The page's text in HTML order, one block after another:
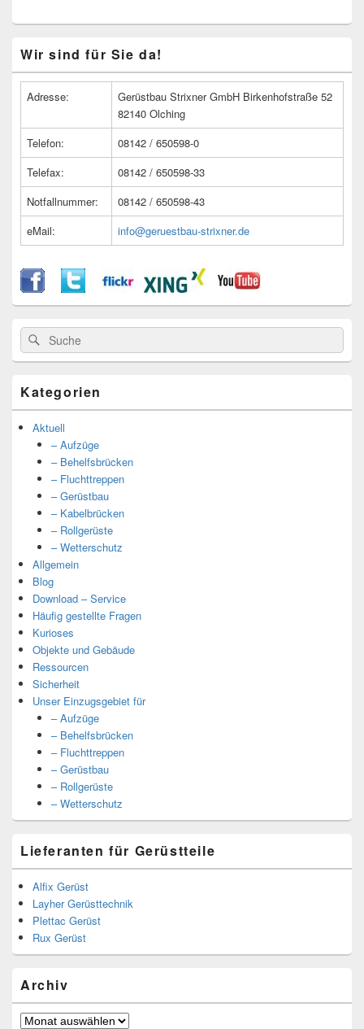
Seitenleisten
Widget-
Wir sind für Sie da!
Adresse:
Gerüstbau Strixner GmbH Birkenhofstraße 52
82140 Olching
Telefon:
08142 / 650598-0
Telefax:
08142 / 650598-33
Notfallnummer:
08142 / 650598-43
eMail:
info@geruestbau-strixner.de
Suche
nach:
Suche
Kategorien
Aktuell
– Aufzüge
– Behelfsbrücken
– Fluchttreppen
– Gerüstbau
– Kabelbrücken
– Rollgerüste
– Wetterschutz
Allgemein
Blog
Download – Service
Häufig gestellte Fragen
Kurioses
Objekte und Gebäude
Ressourcen
Sicherheit
Unser Einzugsgebiet für
– Aufzüge
– Behelfsbrücken
– Fluchttreppen
– Gerüstbau
– Rollgerüste
– Wetterschutz
Lieferanten für Gerüstteile
Alfix Gerüst
Layher Gerüsttechnik
Plettac Gerüst
Rux Gerüst
Archiv
Archiv